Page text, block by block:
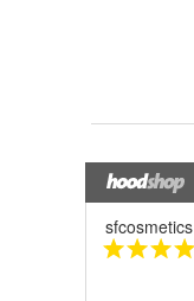
sfcosmetics